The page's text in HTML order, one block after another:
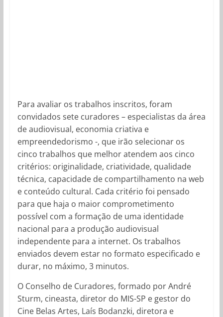
Para avaliar os trabalhos inscritos, foram
convidados sete curadores – especialistas da área
de audiovisual, economia criativa e
empreendedorismo -, que irão selecionar os
cinco trabalhos que melhor atendem aos cinco
critérios: originalidade, criatividade, qualidade
técnica, capacidade de compartilhamento na web
e conteúdo cultural. Cada critério foi pensado
para que haja o maior comprometimento
possível com a formação de uma identidade
nacional para a produção audiovisual
independente para a internet. Os trabalhos
enviados devem estar no formato especificado e
durar, no máximo, 3 minutos.
O Conselho de Curadores, formado por André
Sturm, cineasta, diretor do MIS-SP e gestor do
Cine Belas Artes, Laís Bodanzki, diretora e